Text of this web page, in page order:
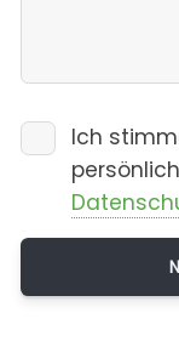
Ich